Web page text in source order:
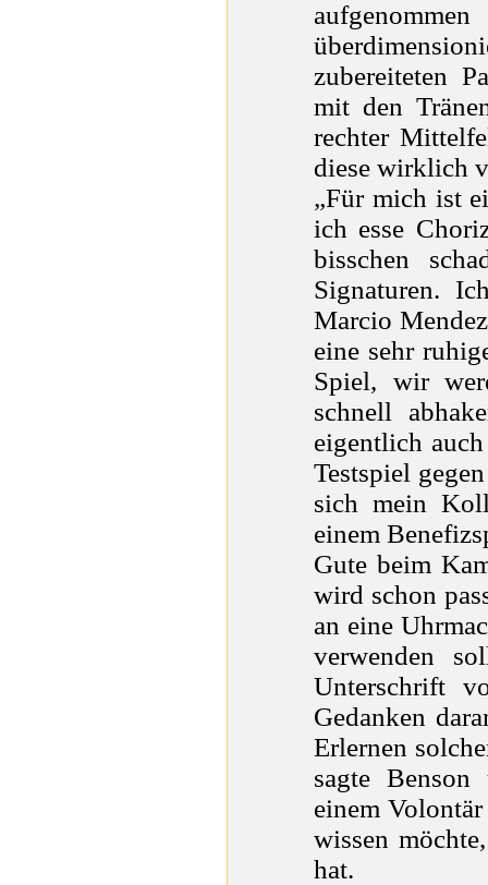
zubereiteten
mit den
rechter
diese wirklich
„Für mich ist
ich esse
bisschen
Signaturen.
Marcio
eine sehr
Spiel, wir
schnell
eigentlich
Testspiel
sich mein
einem
Gute beim
wird schon
an eine
verwenden
Unterschrift
Gedanken
Erlernen
sagte
einem
wissen
hat.